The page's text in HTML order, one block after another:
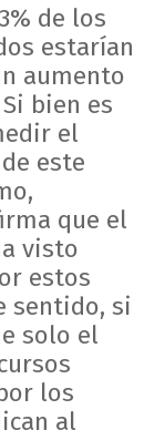
de los
estarían
aumento
bien es
el
este
que el
visto
estos
sentido, si
solo el
los
al